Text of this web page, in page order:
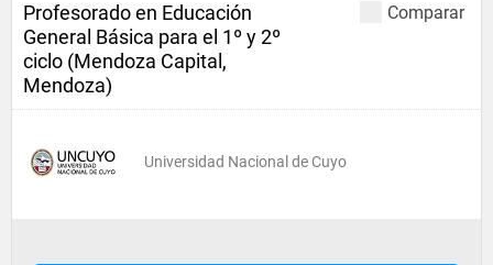
Comparar
Profesorado en Educación
General Básica para el 1º y 2º
ciclo (Mendoza Capital,
Mendoza)
Universidad Nacional de Cuyo